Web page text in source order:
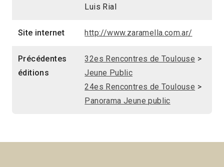
Luis Rial
Site internet http://www.zaramella.com.ar/
Précédentes
éditions
32es Rencontres de Toulouse >
Jeune Public
24es Rencontres de Toulouse >
Panorama Jeune public